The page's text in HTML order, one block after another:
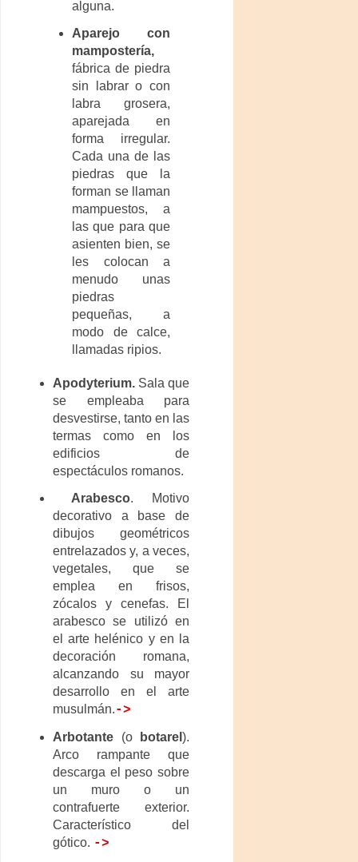
alguna.
Aparejo con
mampostería,
fábrica de piedra
sin labrar o con
labra grosera,
aparejada en
forma irregular.
Cada una de las
piedras que la
forman se llaman
mampuestos, a
las que para que
asienten bien, se
les colocan a
menudo unas
piedras
pequeñas, a
modo de calce,
llamadas ripios.
Apodyterium. Sala que
se empleaba para
desvestirse, tanto en las
termas como en los
edificios de
espectáculos romanos.
Arabesco. Motivo
decorativo a base de
dibujos geométricos
entrelazados y, a veces,
vegetales, que se
emplea en frisos,
zócalos y cenefas. El
arabesco se utilizó en
el arte helénico y en la
decoración romana,
alcanzando su mayor
desarrollo en el arte
musulmán.->
Arbotante (o botarel).
Arco rampante que
descarga el peso sobre
un muro o un
contrafuerte exterior.
Característico del
gótico. ->